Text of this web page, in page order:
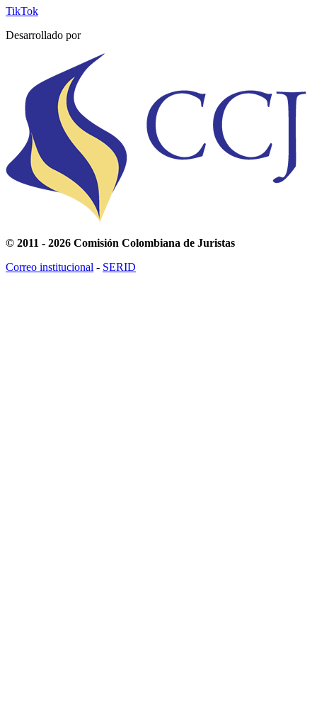
TikTok
Desarrollado por
© 2011 - 2026 Comisión Colombiana de Juristas
Correo institucional - SERID